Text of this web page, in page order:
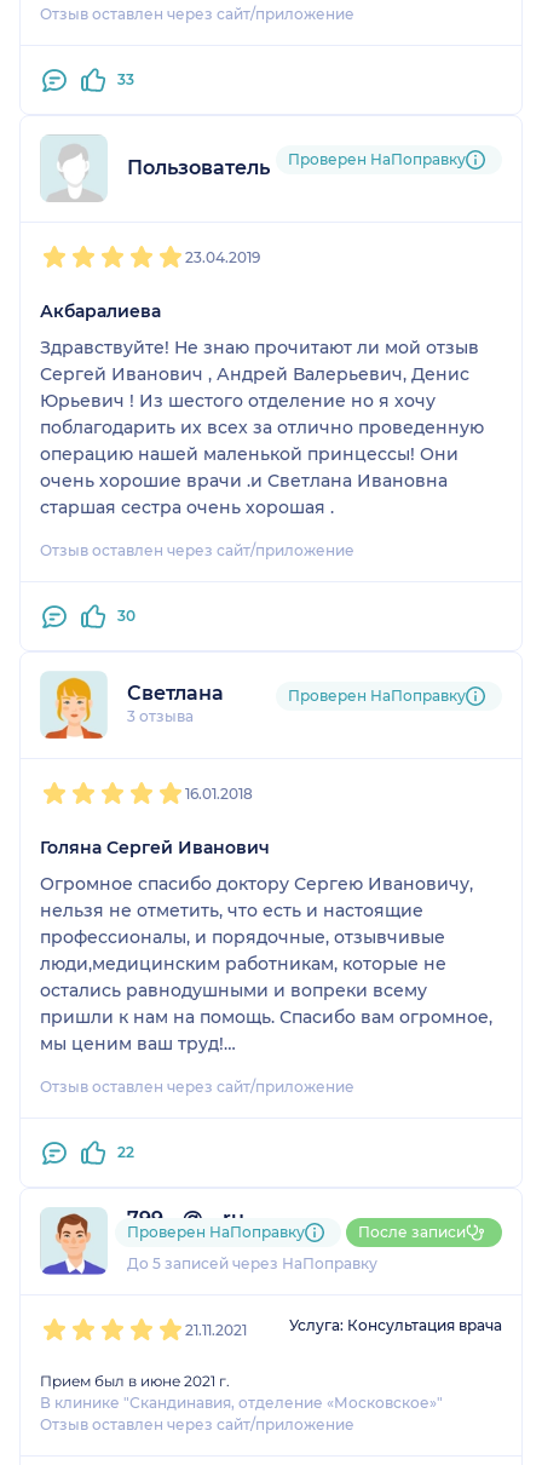
такую сложную операцию с большим
чем доктор прямо сказал, бесплатная квота нам
Так что в профессионализме доктора я не
сомневаюсь, но в нашем случае у меня
негативное впечатление о консультации.
Отзыв оставлен через сайт/приложение
33
Пользователь НаПоправку
Проверен НаПоправку
23.04.2019
Акбаралиева
Здравствуйте! Не знаю прочитают ли мой отзыв
Сергей Иванович , Андрей Валерьевич, Денис
Юрьевич ! Из шестого отделение но я хочу
поблагодарить их всех за отлично проведенную
операцию нашей маленькой принцессы! Они
очень хорошие врачи .и Светлана Ивановна
старшая сестра очень хорошая .
Отзыв оставлен через сайт/приложение
30
Светлана
3 отзыва
Проверен НаПоправку
16.01.2018
Голяна Сергей Иванович
Огромное спасибо доктору Сергею Ивановичу,
нельзя не отметить, что есть и настоящие
профессионалы, и порядочные, отзывчивые
люди,медицинским работникам, которые не
остались равнодушными и вопреки всему
пришли к нам на помощь. Спасибо вам огромное,
мы ценим ваш труд!
Отзыв оставлен через сайт/приложение
22
799....@....ru
1 отзыви1 оценка
До 5 записей через НаПоправку
Проверен НаПоправку После записи
21.11.2021 Услуга: Консультация врача
Прием был в июне 2021 г.
В клинике "Скандинавия, отделение «Московское»"
Отзыв оставлен через сайт/приложение